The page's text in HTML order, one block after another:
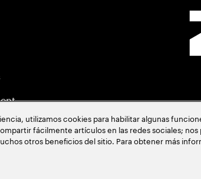
utilizamos cookies para habilitar algunas
fácilmente artículos en las redes sociales;
otros beneficios del sitio. Para obtener más